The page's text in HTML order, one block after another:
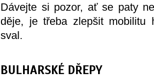
Dávejte si pozor, ať se paty
děje, je třeba zlepšit mobilitu
sval.
BULHARSKÉ DŘEPY